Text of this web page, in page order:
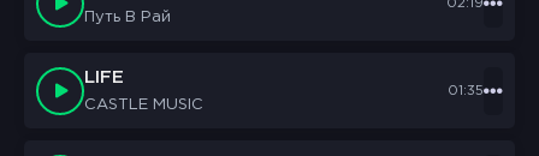
Путь В Рай
02:19
LIFE
CASTLE MUSIC
01:35